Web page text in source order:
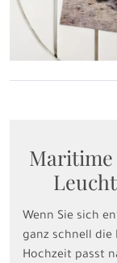
Maritime
Wenn Sie sich
ganz schnell die
Hochzeit passt